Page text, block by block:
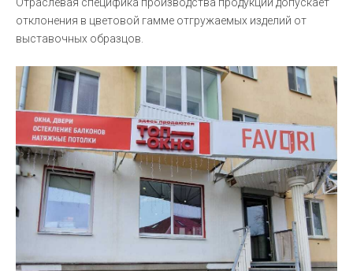
отклонения в цветовой гамме отгружаемых изделий от
выставочных образцов.